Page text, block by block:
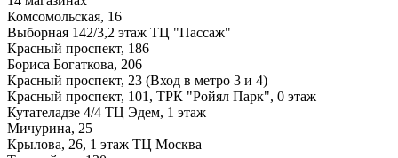
Комсомольская, 16
Выборная 142/3,2 этаж ТЦ "Пассаж"
Красный проспект, 186
Бориса Богаткова, 206
Красный проспект, 23 (Вход в метро 3 и 4)
Красный проспект, 101, ТРК "Ройял Парк", 0 этаж
Кутателадзе 4/4 ТЦ Эдем, 1 этаж
Мичурина, 25
Крылова, 26, 1 этаж ТЦ Москва